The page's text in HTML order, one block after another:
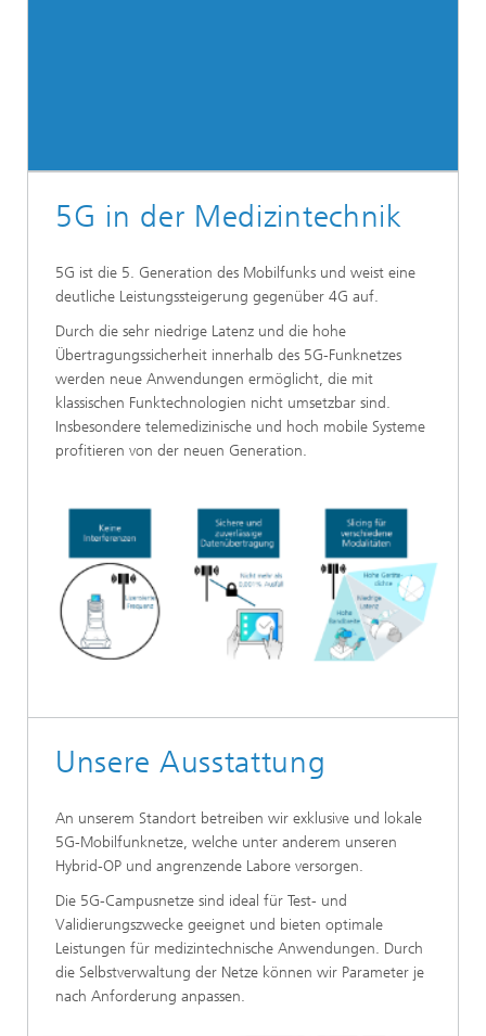
5G in der Medizintechnik
5G ist die 5. Generation des Mobilfunks und weist eine
deutliche Leistungssteigerung gegenüber 4G auf.
Durch die sehr niedrige Latenz und die hohe
Übertragungssicherheit innerhalb des 5G-Funknetzes
werden neue Anwendungen ermöglicht, die mit
klassischen Funktechnologien nicht umsetzbar sind.
Insbesondere telemedizinische und hoch mobile Systeme
profitieren von der neuen Generation.
Unsere Ausstattung
An unserem Standort betreiben wir exklusive und lokale
5G-Mobilfunknetze, welche unter anderem unseren
Hybrid-OP und angrenzende Labore versorgen.
Die 5G-Campusnetze sind ideal für Test- und
Validierungszwecke geeignet und bieten optimale
Leistungen für medizintechnische Anwendungen. Durch
die Selbstverwaltung der Netze können wir Parameter je
nach Anforderung anpassen.